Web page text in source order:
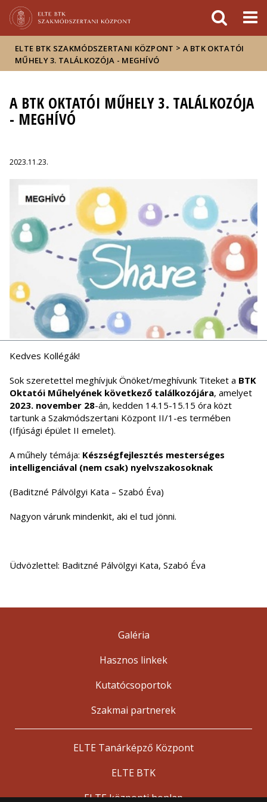
sajtóban
ELTE BTK SZAKMÓDSZERTANI KÖZPONT > A BTK OKTATÓI
MŰHELY 3. TALÁLKOZÓJA - MEGHÍVÓ
A BTK OKTATÓI MŰHELY 3. TALÁLKOZÓJA
- MEGHÍVÓ
2023.11.23.
Kedves Kollégák!
Sok szeretettel meghívjuk Önöket/meghívunk Titeket a BTK
Oktatói Műhelyének következő találkozójára, amelyet
2023. november 28-án, kedden 14.15-15.15 óra közt
tartunk a Szakmódszertani Központ II/1-es termében
(Ifjúsági épület II emelet).
A műhely témája: Készségfejlesztés mesterséges
intelligenciával (nem csak) nyelvszakosoknak
(Baditzné Pálvölgyi Kata – Szabó Éva)
Nagyon várunk mindenkit, aki el tud jönni.
Üdvözlettel: Baditzné Pálvölgyi Kata, Szabó Éva
Galéria
Hasznos linkek
Kutatócsoportok
Szakmai partnerek
ELTE Tanárképző Központ
ELTE BTK
ELTE központi honlap